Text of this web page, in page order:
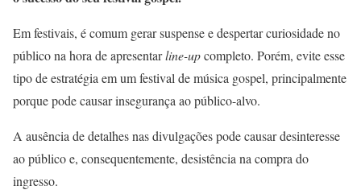
Em festivais, é comum gerar suspense e despertar curiosidade no
público na hora de apresentarline-upcompleto. Porém, evite esse
tipo de estratégia em um festival de música gospel, principalmente
porque pode causar insegurança ao público-alvo.
A ausência de detalhes nas divulgações pode causar desinteresse
ao público e, consequentemente, desistência na compra do
ingresso.